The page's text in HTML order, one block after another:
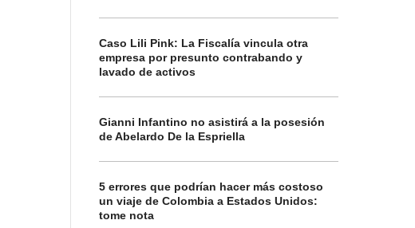
Caso Lili Pink: La Fiscalía vincula otra
empresa por presunto contrabando y
lavado de activos
Gianni Infantino no asistirá a la posesión
de Abelardo De la Espriella
5 errores que podrían hacer más costoso
un viaje de Colombia a Estados Unidos:
tome nota